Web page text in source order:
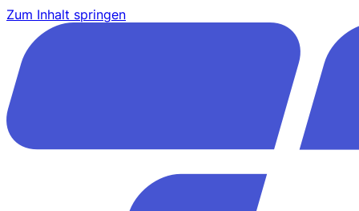
Zum Inhalt springen